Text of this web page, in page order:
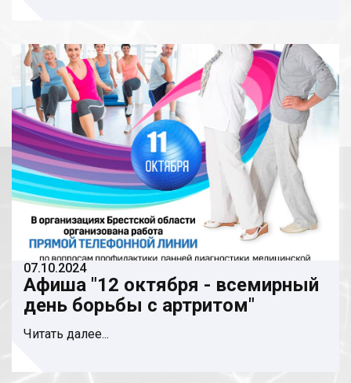
07.10.2024
Афиша "12 октября - всемирный
день борьбы с артритом"
Читать далее...